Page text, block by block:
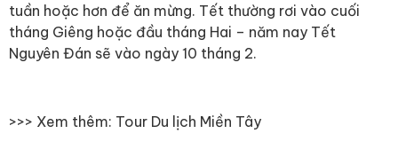
tuần hoặc hơn để ăn mừng. Tết thường rơi vào cuối
tháng Giêng hoặc đầu tháng Hai – năm nay Tết
Nguyên Đán sẽ vào ngày 10 tháng 2.
>>> Xem thêm: Tour Du lịch Miền Tây